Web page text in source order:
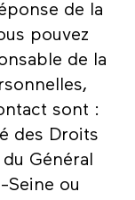
de la
pouvez
de la
sont :
des Droits
Général
Seine ou